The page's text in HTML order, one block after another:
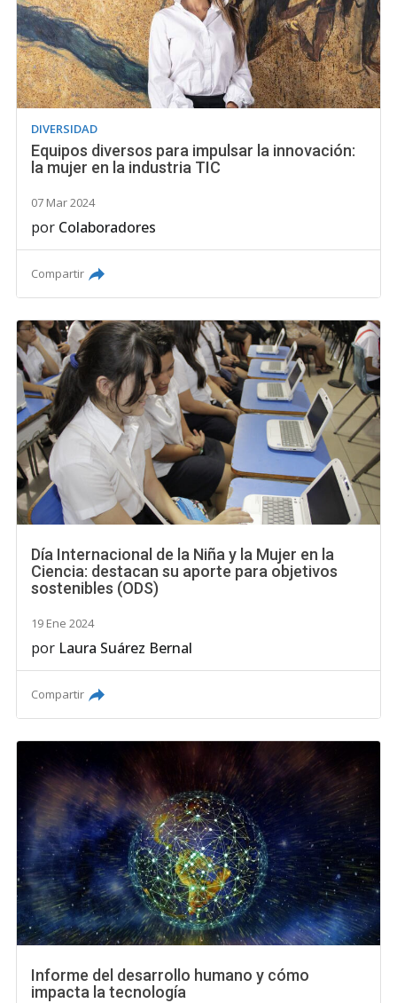
DIVERSIDAD
Equipos diversos para impulsar la innovación:
la mujer en la industria TIC
07 Mar 2024
por Colaboradores
Compartir
Día Internacional de la Niña y la Mujer en la
Ciencia: destacan su aporte para objetivos
sostenibles (ODS)
19 Ene 2024
por Laura Suárez Bernal
Compartir
Informe del desarrollo humano y cómo
impacta la tecnología